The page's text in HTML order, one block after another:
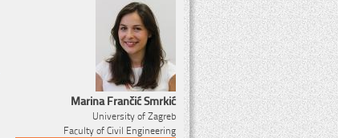
Marina Frančić Smrkić
University of Zagreb
Faculty of Civil Engineering